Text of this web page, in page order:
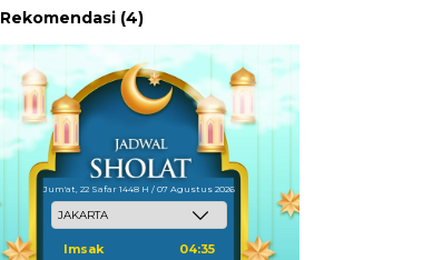
Rekomendasi (4)
Jum'at, 22 Safar 1448 H / 07 Agustus 2026
Imsak 04:35